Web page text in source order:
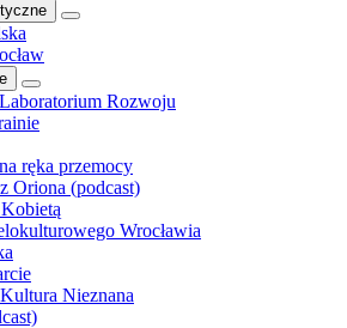
Laboratorium Rozwoju
ręka przemocy
Oriona (podcast)
Wrocławia
Nieznana